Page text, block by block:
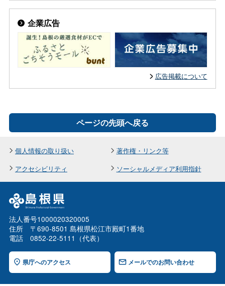
企業広告
広告掲載について
ページの先頭へ戻る
個人情報の取り扱い
著作権・リンク等
アクセシビリティ
ソーシャルメディア利用指針
法人番号1000020320005
住所 〒690-8501 島根県松江市殿町1番地
電話 0852-22-5111（代表）
県庁へのアクセス メールでのお問い合わせ